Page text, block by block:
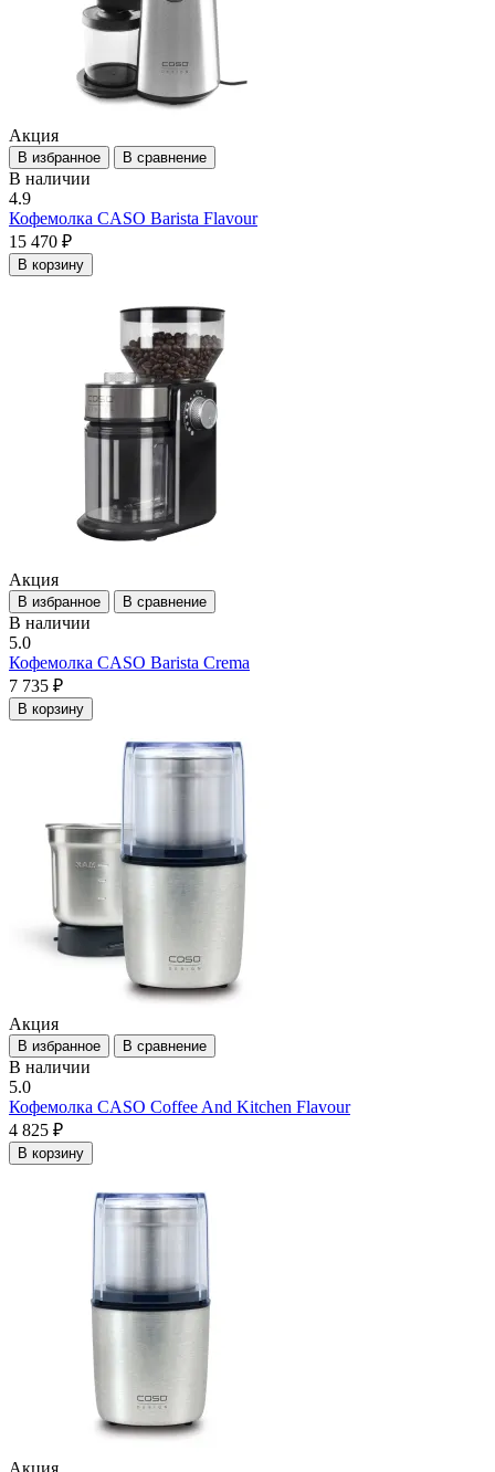
Акция
В избранное В сравнение
В наличии
4.9
Кофемолка CASO Barista Flavour
15 470 ₽
В корзину
Акция
В избранное В сравнение
В наличии
5.0
Кофемолка CASO Barista Crema
7 735 ₽
В корзину
Акция
В избранное В сравнение
В наличии
5.0
Кофемолка CASO Coffee And Kitchen Flavour
4 825 ₽
В корзину
Акция